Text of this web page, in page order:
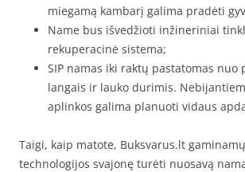
miegamą kambarį galima pradėti
Name bus išvedžioti inžineriniai
rekuperacinė sistema;
SIP namas iki raktų pastatomas nuo
langais ir lauko durimis.
aplinkos galima planuoti vidaus
Taigi, kaip matote, Buksvarus.lt
technologijos svajonę turėti nuosavą